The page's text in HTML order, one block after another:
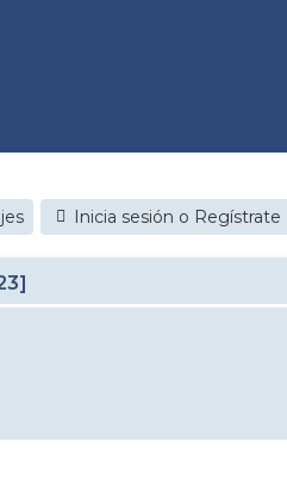
Inicia sesión o Regístrate